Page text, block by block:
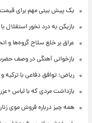
یک پیش ‌بینی مهم برای قیمت دلار،
بازیکن به درد نخور استقلال
عراق بر خلع سلاح گروه‌ها و
بازخوانی آهنگی در وصف
ریاض: توافق دفاعی با
بازداشت مردی که با لباس
همه چیز درباره فروش موی